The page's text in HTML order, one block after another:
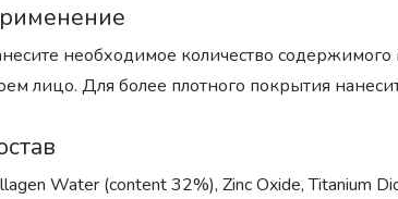
необходимое количество
лицо. Для более плотного покрытия
Water (content 32%), Zinc Oxide, Titanium